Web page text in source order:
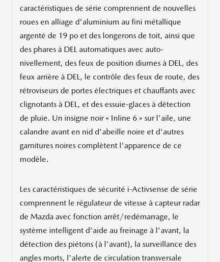
caractéristiques de série comprennent de nouvelles
roues en alliage d'aluminium au fini métallique
argenté de 19 po et des longerons de toit, ainsi que
des phares à DEL automatiques avec auto-
nivellement, des feux de position diurnes à DEL, des
feux arrière à DEL, le contrôle des feux de route, des
rétroviseurs de portes électriques et chauffants avec
clignotants à DEL, et des essuie-glaces à détection
de pluie. Un insigne noir « Inline 6 » sur l'aile, une
calandre avant en nid d'abeille noire et d'autres
garnitures noires complètent l'apparence de ce
modèle.
Les caractéristiques de sécurité i-Activsense de série
comprennent le régulateur de vitesse à capteur radar
de Mazda avec fonction arrêt/redémarrage, le
système intelligent d'aide au freinage à l'avant, la
détection des piétons (à l'avant), la surveillance des
angles morts, l'alerte de circulation transversale